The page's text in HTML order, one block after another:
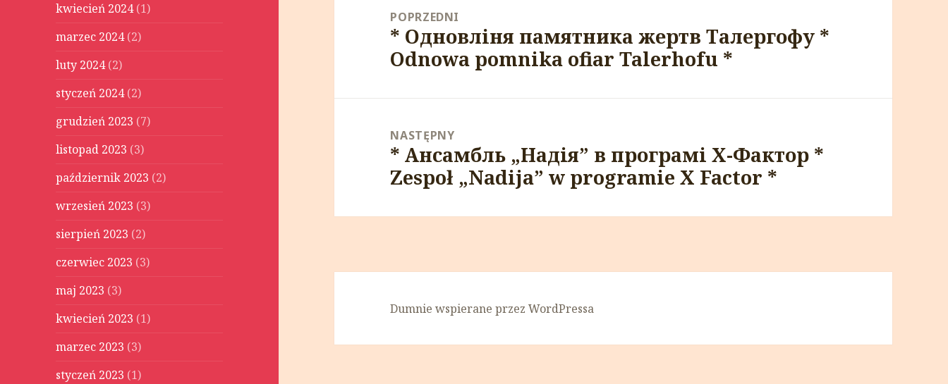
kwiecień 2024(1)
marzec 2024(2)
luty 2024(2)
styczeń 2024(2)
grudzień 2023 (7)
listopad 2023 (3)
październik 2023 (2)
wrzesień 2023 (3)
sierpień 2023 (2)
czerwiec 2023 (3)
maj 2023 (3)
kwiecień 2023 (1)
marzec 2023 (3)
styczeń 2023 (1)
POPRZEDNI
Poprzedni
wpis:
* Одновліня памятника жертв Талергофу *
Odnowa pomnika ofiar Talerhofu *
NASTĘPNY
Następny
wpis:
* Ансамбль „Надiя” в програмi Х-Фактор *
Zespoł „Nadija” w programie X Factor *
Dumnie wspierane przez WordPressa